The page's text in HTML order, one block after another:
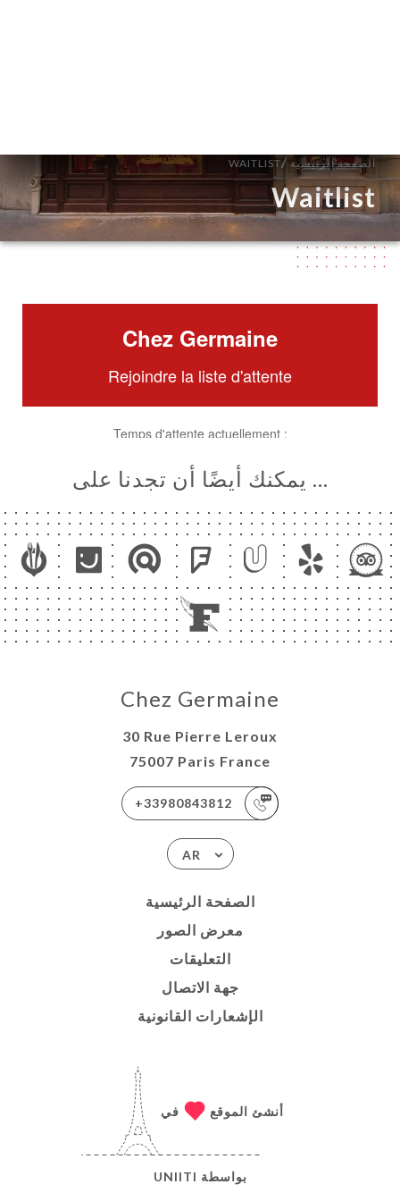
الصفحة الرئيسية /
WAITLIST
Waitlist
… يمكنك أيضًا أن تجدنا على
Chez Germaine
30 Rue Pierre Leroux
75007 Paris France
+33980843812
AR
الصفحة الرئيسية
معرض الصور
التعليقات
جهة الاتصال
الإشعارات القانونية
أنشئ الموقع في
بواسطة UNIITI